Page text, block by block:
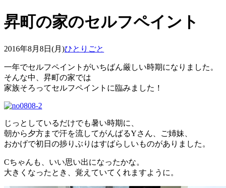
昇町の家のセルフペイント
2016年8月8日(月)ひとりごと
一年でセルフペイントがいちばん厳しい時期になりました。
そんな中、昇町の家では
家族そろってセルフペイントに臨みました！
じっとしているだけでも暑い時期に、
朝から夕方まで汗を流してがんばるYさん、ご姉妹、
おかげで初日の捗りぶりはすばらしいものがありました。
Cちゃんも、いい思い出になったかな。
大きくなったとき、覚えていてくれますように。